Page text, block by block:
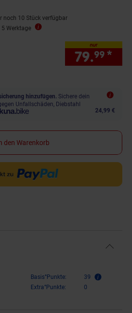
noch 10 Stück verfügbar
5 Werktage
nur
79.99 *
hinzufügen. Sichere dein
Unfallschäden, Diebstahl
24,99 €
den Warenkorb
Basis°Punkte:
39
Extra°Punkte:
0